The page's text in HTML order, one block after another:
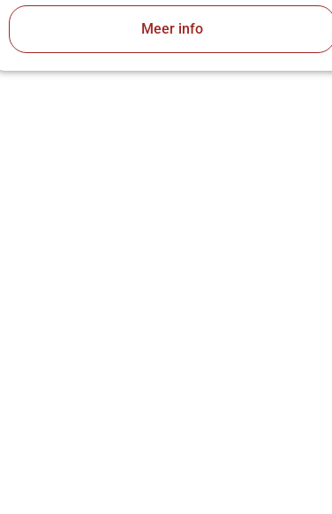
Meer info